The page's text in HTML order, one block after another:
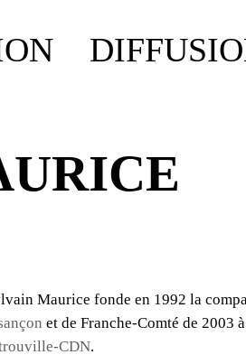
Maurice fonde en 1992 la
et de Franche-Comté de 2003
CDN.